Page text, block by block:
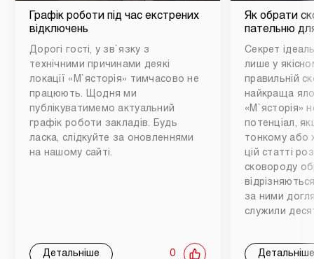
Графік роботи під час екстрених
відключень
Дорогі гості, у зв`язку з
технічними причинами деякі
локації «М`ясторія» тимчасово не
працюють. Щодня ми
публікуватимемо актуальний
графік роботи закладів. Будь
ласка, слідкуйте за оновленнями
на нашому сайті.
Детальніше 0
Як обрати
пательню
Секрет
лише у
правильній
найкраща
«М`ясторія»
потенціал,
тонкому або
цій статті
сковороду
за ними
служили
Детальніше